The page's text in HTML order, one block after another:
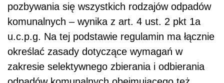
pozbywania się wszystkich rodzajów odpadów
komunalnych – wynika z art. 4 ust. 2 pkt 1a
u.c.p.g. Na tej podstawie regulamin ma łącznie
określać zasady dotyczące wymagań w
zakresie selektywnego zbierania i odbierania